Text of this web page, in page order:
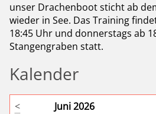
unser Drachenboot sticht ab
wieder in See. Das Training
18:45 Uhr und donnerstags ab
Stangengraben statt.
Kalender
< Juni 2026